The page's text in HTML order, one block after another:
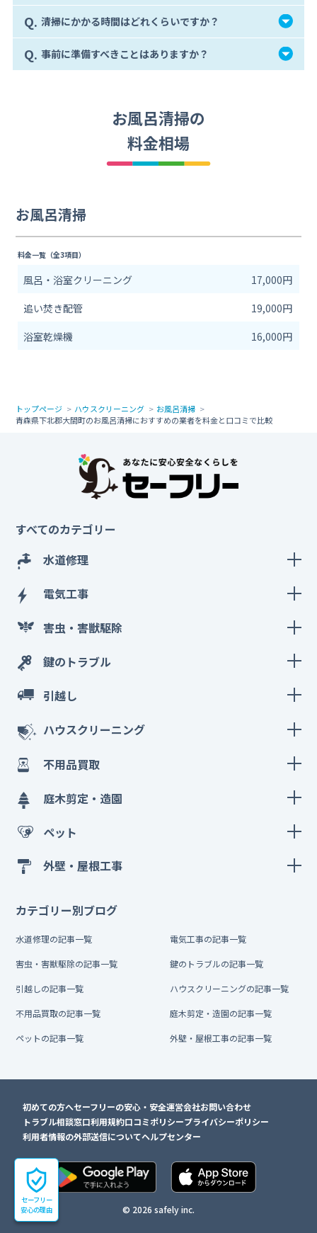
Q. 清掃にかかる時間はどれくらいですか？
Q. 事前に準備すべきことはありますか？
お風呂清掃の
料金相場
お風呂清掃
料金一覧（全3項目）
風呂・浴室クリーニング
17,000円
追い焚き配管
19,000円
浴室乾燥機
16,000円
トップページ ハウスクリーニング
お風呂清掃
青森県下北郡大間町のお風呂清掃におすすめの業者を料金と口コミで比較
セーフリー
安心の理由
すべてのカテゴリー
水道修理
電気工事
害虫・害獣駆除
鍵のトラブル
引越し
ハウスクリーニング
不用品買取
庭木剪定・造園
ペット
外壁・屋根工事
カテゴリー別ブログ
水道修理の記事一覧 電気工事の記事一覧
害虫・害獣駆除の記事一覧 鍵のトラブルの記事一覧
引越しの記事一覧 ハウスクリーニングの記事一覧
不用品買取の記事一覧 庭木剪定・造園の記事一覧
ペットの記事一覧 外壁・屋根工事の記事一覧
初めての方へセーフリーの安心・安全運営会社お問い合わせ
トラブル相談窓口利用規約口コミポリシープライバシーポリシー
利用者情報の外部送信についてヘルプセンター
© 2026 safely inc.